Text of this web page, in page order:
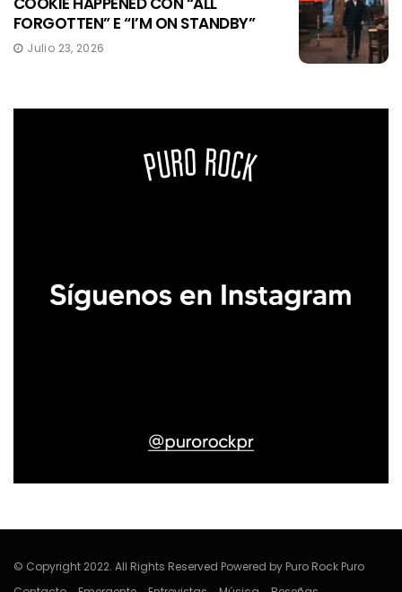
FORGOTTEN” E “I’M ON STANDBY”
Julio 23, 2026
© Copyright 2022. All Rights Reserved Powered by Puro Rock Puro